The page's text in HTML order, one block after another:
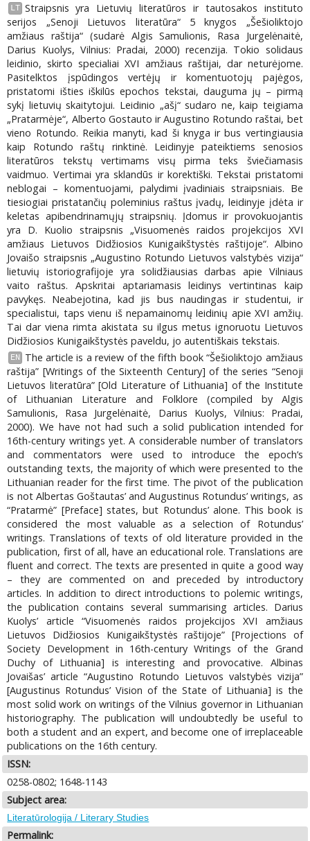
LT Straipsnis yra Lietuvių literatūros ir tautosakos instituto
serijos „Senoji Lietuvos literatūra“ 5 knygos „Šešioliktojo
amžiaus raštija“ (sudarė Algis Samulionis, Rasa Jurgelėnaitė,
Darius Kuolys, Vilnius: Pradai, 2000) recenzija. Tokio solidaus
leidinio, skirto specialiai XVI amžiaus raštijai, dar neturėjome.
Pasitelktos įspūdingos vertėjų ir komentuotojų pajėgos,
pristatomi išties iškilūs epochos tekstai, dauguma jų – pirmą
sykį lietuvių skaitytojui. Leidinio „ašį“ sudaro ne, kaip teigiama
„Pratarmėje“, Alberto Gostauto ir Augustino Rotundo raštai, bet
vieno Rotundo. Reikia manyti, kad ši knyga ir bus vertingiausia
kaip Rotundo raštų rinktinė. Leidinyje pateiktiems senosios
literatūros tekstų vertimams visų pirma teks šviečiamasis
vaidmuo. Vertimai yra sklandūs ir korektiški. Tekstai pristatomi
neblogai – komentuojami, palydimi įvadiniais straipsniais. Be
tiesiogiai pristatančių poleminius raštus įvadų, leidinyje įdėta ir
keletas apibendrinamųjų straipsnių. Įdomus ir provokuojantis
yra D. Kuolio straipsnis „Visuomenės raidos projekcijos XVI
amžiaus Lietuvos Didžiosios Kunigaikštystės raštijoje“. Albino
Jovaišo straipsnis „Augustino Rotundo Lietuvos valstybės vizija“
lietuvių istoriografijoje yra solidžiausias darbas apie Vilniaus
vaito raštus. Apskritai aptariamasis leidinys vertintinas kaip
pavykęs. Neabejotina, kad jis bus naudingas ir studentui, ir
specialistui, taps vienu iš nepamainomų leidinių apie XVI amžių.
Tai dar viena rimta akistata su ilgus metus ignoruotu Lietuvos
Didžiosios Kunigaikštystės paveldu, jo autentiškais tekstais.
EN
The article is a review of the fifth book “Šešioliktojo amžiaus
raštija” [Writings of the Sixteenth Century] of the series “Senoji
Lietuvos literatūra” [Old Literature of Lithuania] of the Institute
of Lithuanian Literature and Folklore (compiled by Algis
Samulionis, Rasa Jurgelėnaitė, Darius Kuolys, Vilnius: Pradai,
2000). We have not had such a solid publication intended for
16th-century writings yet. A considerable number of translators
and commentators were used to introduce the epoch’s
outstanding texts, the majority of which were presented to the
Lithuanian reader for the first time. The pivot of the publication
is not Albertas Goštautas’ and Augustinus Rotundus’ writings, as
“Pratarmė” [Preface] states, but Rotundus’ alone. This book is
considered the most valuable as a selection of Rotundus’
writings. Translations of texts of old literature provided in the
publication, first of all, have an educational role. Translations are
fluent and correct. The texts are presented in quite a good way
– they are commented on and preceded by introductory
articles. In addition to direct introductions to polemic writings,
the publication contains several summarising articles. Darius
Kuolys’ article “Visuomenės raidos projekcijos XVI amžiaus
Lietuvos Didžiosios Kunigaikštystės raštijoje” [Projections of
Society Development in 16th-century Writings of the Grand
Duchy of Lithuania] is interesting and provocative. Albinas
Jovaišas’ article “Augustino Rotundo Lietuvos valstybės vizija”
[Augustinus Rotundus’ Vision of the State of Lithuania] is the
most solid work on writings of the Vilnius governor in Lithuanian
historiography. The publication will undoubtedly be useful to
both a student and an expert, and become one of irreplaceable
publications on the 16th century.
ISSN:
0258-0802; 1648-1143
Subject area:
Literatūrologija / Literary Studies
Permalink: